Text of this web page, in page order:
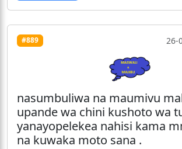
#889 26-
nasumbuliwa na maumivu
upande wa chini kushoto wa
yanayopelekea nahisi kama
na kuwaka moto sana .